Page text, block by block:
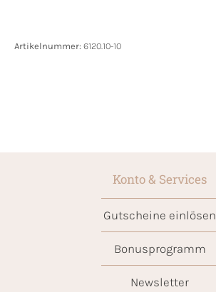
Artikelnummer: 6120.10-10
Konto & Services
Gutscheine einlösen
Bonusprogramm
Newsletter